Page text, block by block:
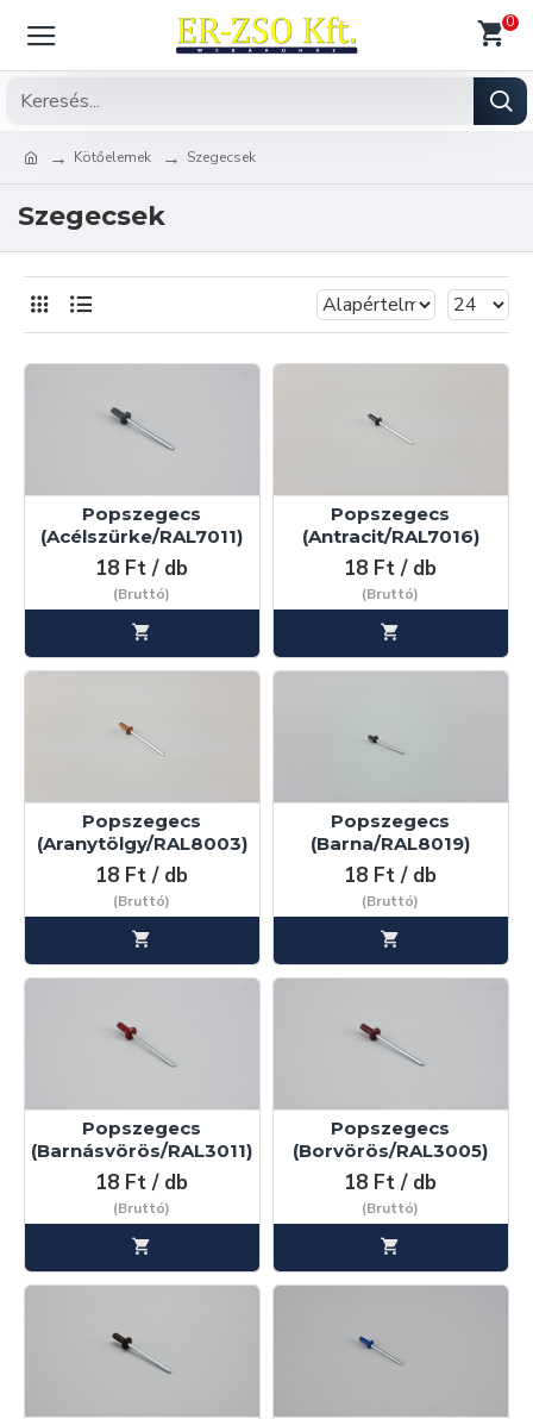
0
Kötőelemek Szegecsek
Szegecsek
Popszegecs
(Acélszürke/RAL7011)
18 Ft / db
(Bruttó)
Popszegecs
(Antracit/RAL7016)
18 Ft / db
(Bruttó)
Popszegecs
(Aranytölgy/RAL8003)
18 Ft / db
(Bruttó)
Popszegecs
(Barna/RAL8019)
18 Ft / db
(Bruttó)
Popszegecs
(Barnásvörös/RAL3011)
18 Ft / db
(Bruttó)
Popszegecs
(Borvörös/RAL3005)
18 Ft / db
(Bruttó)